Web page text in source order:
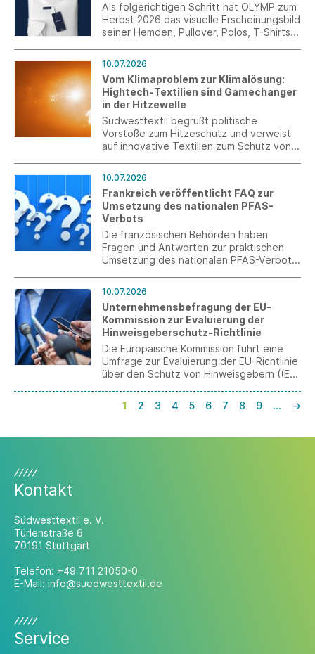
Als folgerichtigen Schritt hat OLYMP zum
Herbst 2026 das visuelle Erscheinungsbild
seiner Hemden, Pullover, Polos, T-Shirts
gesamte Sortiment hinweg einen
einheitlichen Markenauftritt und sorgt für
mehr Orientierung, Wiedererkennung und
Wertigkeit auf der Verkaufsfläche.
10.07.2026
Vom Klimaproblem zur Klimalösung:
Hightech-Textilien sind Gamechanger
in der Hitzewelle
Südwesttextil begrüßt politische
Vorstöße zum Hitzeschutz und verweist
auf innovative Textilien zum Schutz von
10.07.2026
Frankreich veröffentlicht FAQ zur
Umsetzung des nationalen PFAS-
Verbots
Die französischen Behörden haben
Fragen und Antworten zur praktischen
Umsetzung des nationalen PFAS-Verbots
Grenzwerte, analytische Fragen,
Ausnahmen für Recyclingmaterialien
sowie den Umgang mit Lagerbeständen.
10.07.2026
Unternehmensbefragung der EU-
Kommission zur Evaluierung der
Hinweisgeberschutz-Richtlinie
Die Europäische Kommission führt eine
Umfrage zur Evaluierung der EU-Richtlinie
über den Schutz von Hinweisgebern ((EU)
praktischer Erfahrungen von
Unternehmen mit internen
31. Juli 2026 möglich.
1 2 3 4 5 6 7 8 9 … →
Kontakt
Südwesttextil e. V.
Türlenstraße 6
70191 Stuttgart
Telefon: +49 711 21050-0
E-Mail: info@suedwesttextil.de
Service